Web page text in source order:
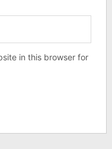
in this browser for